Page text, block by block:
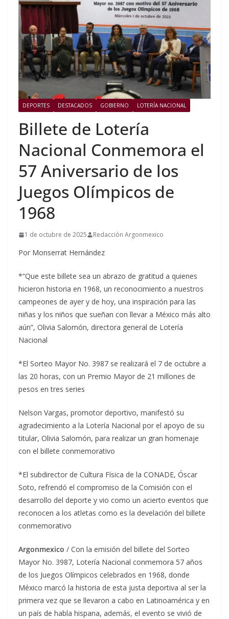
DEPORTES DESTACADOS GOBIERNO LOTERÍA NACIONAL
Billete de Lotería
Nacional Conmemora el
57 Aniversario de los
Juegos Olímpicos de
1968
1 de octubre de 2025 Redacción Argonmexico
Por Monserrat Hernández
*“Que este billete sea un abrazo de gratitud a quienes
hicieron historia en 1968, un reconocimiento a nuestros
campeones de ayer y de hoy, una inspiración para las
niñas y los niños que sueñan con llevar a México más alto
aún”, Olivia Salomón, directora general de Lotería
Nacional
*El Sorteo Mayor No. 3987 se realizará el 7 de octubre a
las 20 horas, con un Premio Mayor de 21 millones de
pesos en tres series
Nelson Vargas, promotor deportivo, manifestó su
agradecimiento a la Lotería Nacional por el apoyo de su
titular, Olivia Salomón, para realizar un gran homenaje
con el billete conmemorativo
*El subdirector de Cultura Física de la CONADE, Óscar
Soto, refrendó el compromiso de la Comisión con el
desarrollo del deporte y vio como un acierto eventos que
reconocen a los atletas como es la develación del billete
conmemorativo
Argonmexico / Con la emisión del billete del Sorteo
Mayor No. 3987, Lotería Nacional conmemora 57 años
de los Juegos Olímpicos celebrados en 1968, donde
México marcó la historia de esta justa deportiva al ser la
primera vez que se llevaron a cabo en Latinoamérica y en
un país de habla hispana, además, el evento se vivió de